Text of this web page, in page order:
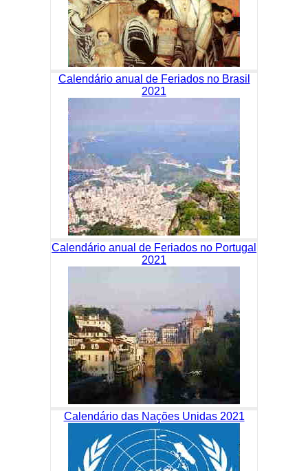
Calendário anual de Feriados no Brasil
2021
Calendário anual de Feriados no Portugal
2021
Calendário das Nações Unidas 2021